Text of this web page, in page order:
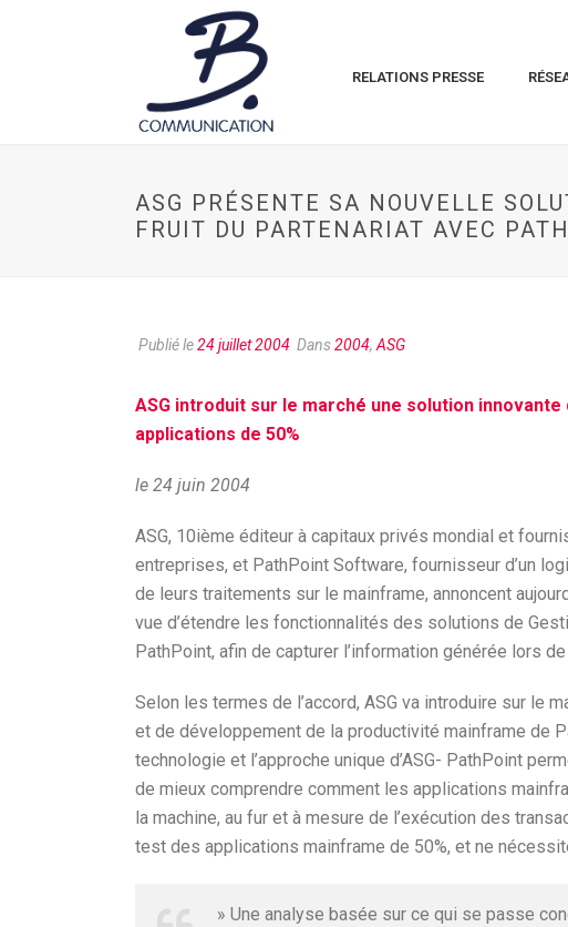
RELATIONS PRESSE
ASG PRÉSENTE SA NOUVELLE
FRUIT DU PARTENARIAT AVEC
Publié le24 juillet 2004 Dans2004, ASG
ASG introduit sur le marché une solution
applications de 50%
le 24 juin 2004
ASG, 10ième éditeur à capitaux privés mondial et
entreprises, et PathPoint Software, fournisseur d’un
de leurs traitements sur le mainframe, annoncent
vue d’étendre les fonctionnalités des solutions de
PathPoint, afin de capturer l’information générée lors
Selon les termes de l’accord, ASG va introduire sur le
et de développement de la productivité mainframe de
technologie et l’approche unique d’ASG- PathPoint
de mieux comprendre comment les applications
la machine, au fur et à mesure de l’exécution des
test des applications mainframe de 50%, et ne
» Une analyse basée sur ce qui se passe